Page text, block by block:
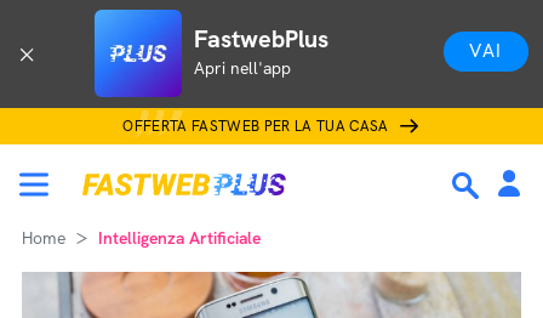
FastwebPlus
Apri nell'app
VAI
OFFERTA FASTWEB PER LA TUA CASA
Home Intelligenza Artificiale